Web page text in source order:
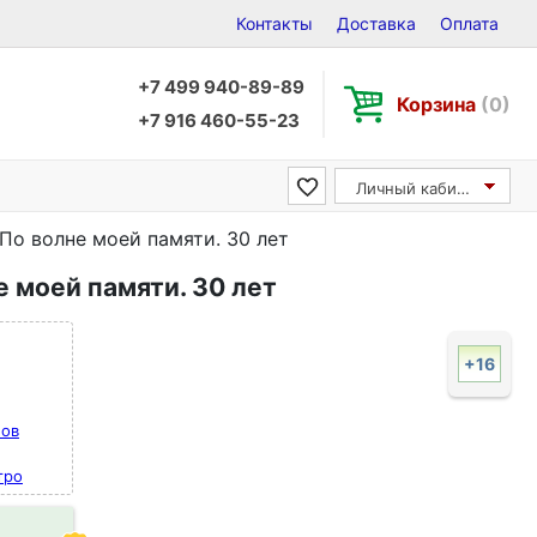
Контакты Доставка Оплата
+7 499 940-89-89
+7 916 460-55-23
Корзина (0)
Личный кабинет
волне моей памяти. 30 лет
моей памяти. 30 лет
+16